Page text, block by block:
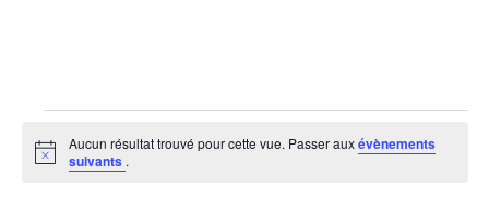
Évènements
Notice
Aucun résultat trouvé pour cette vue. Passer auxévènements
suivants .